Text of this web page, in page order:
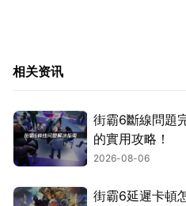
相关资讯
街霸6斷線問題
的實用攻略！
2026-08-06
街霸6延遲卡頓